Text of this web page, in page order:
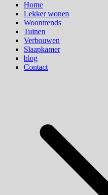
Home
Lekker wonen
Woontrends
Tuinen
Verbouwen
Slaapkamer
blog
Contact